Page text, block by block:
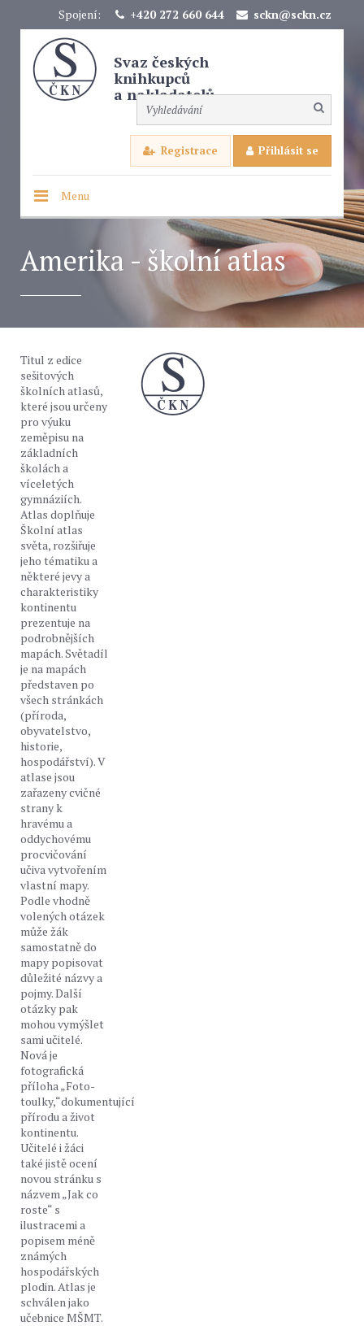
Spojení: +420 272 660 644 sckn@sckn.cz
Svaz českých
knihkupců
a nakladatelů
Registrace Přihlásit se
Menu
Amerika - školní atlas
Titul z edice
sešitových
školních atlasů,
které jsou určeny
pro výuku
zeměpisu na
základních
školách a
víceletých
gymnáziích.
Atlas doplňuje
Školní atlas
světa, rozšiřuje
jeho tématiku a
některé jevy a
charakteristiky
kontinentu
prezentuje na
podrobnějších
mapách. Světadíl
je na mapách
představen po
všech stránkách
(příroda,
obyvatelstvo,
historie,
hospodářství). V
atlase jsou
zařazeny cvičné
strany k
hravému a
oddychovému
procvičování
učiva vytvořením
vlastní mapy.
Podle vhodně
volených otázek
může žák
samostatně do
mapy popisovat
důležité názvy a
pojmy. Další
otázky pak
mohou vymýšlet
sami učitelé.
Nová je
fotografická
příloha „Foto-
toulky,“dokumentující
přírodu a život
kontinentu.
Učitelé i žáci
také jistě ocení
novou stránku s
názvem „Jak co
roste“ s
ilustracemi a
popisem méně
známých
hospodářských
plodin. Atlas je
schválen jako
učebnice MŠMT.